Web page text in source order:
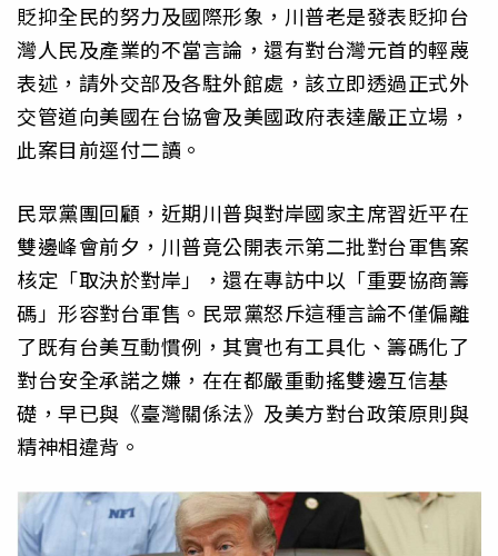
貶抑全民的努力及國際形象，川普老是發表貶抑台
灣人民及產業的不當言論，還有對台灣元首的輕蔑
表述，請外交部及各駐外館處，該立即透過正式外
交管道向美國在台協會及美國政府表達嚴正立場，
此案目前逕付二讀。
民眾黨團回顧，近期川普與對岸國家主席習近平在
雙邊峰會前夕，川普竟公開表示第二批對台軍售案
核定「取決於對岸」，還在專訪中以「重要協商籌
碼」形容對台軍售。民眾黨怒斥這種言論不僅偏離
了既有台美互動慣例，其實也有工具化、籌碼化了
對台安全承諾之嫌，在在都嚴重動搖雙邊互信基
礎，早已與《臺灣關係法》及美方對台政策原則與
精神相違背。